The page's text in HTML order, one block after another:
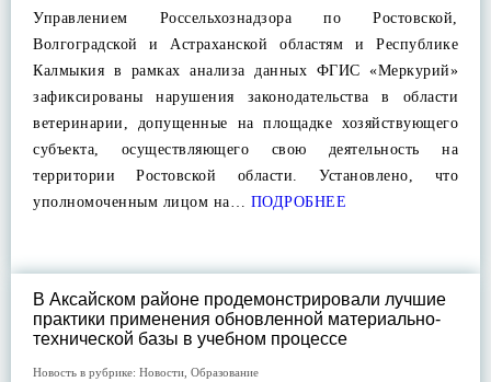
Управлением Россельхознадзора по Ростовской,
Волгоградской и Астраханской областям и Республике
Калмыкия в рамках анализа данных ФГИС «Меркурий»
зафиксированы нарушения законодательства в области
ветеринарии, допущенные на площадке хозяйствующего
субъекта, осуществляющего свою деятельность на
территории Ростовской области. Установлено, что
уполномоченным лицом на… ПОДРОБНЕЕ
В Аксайском районе продемонстрировали лучшие
практики применения обновленной материально-
технической базы в учебном процессе
Новость в рубрике: Новости Образование